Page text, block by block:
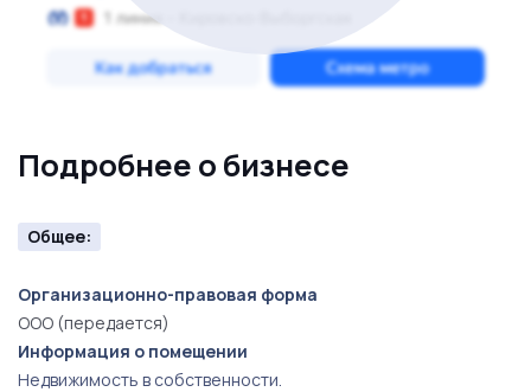
Подробнее о бизнесе
Общее:
Организационно-правовая форма
ООО (передается)
Информация о помещении
Недвижимость в собственности.